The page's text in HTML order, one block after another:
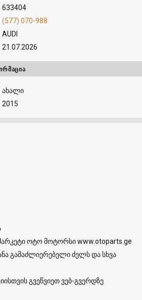
633404
(577) 070-988
AUDI
21.07.2026
ახალი
2015
ოტო მოტორსი www.otoparts.ge
გამაძლიერებელი ძელს და სხვა
გვეწვიეთ ვებ-გვერდზე